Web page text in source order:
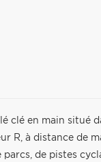
clé en main situé
R, à distance de
parcs, de pistes